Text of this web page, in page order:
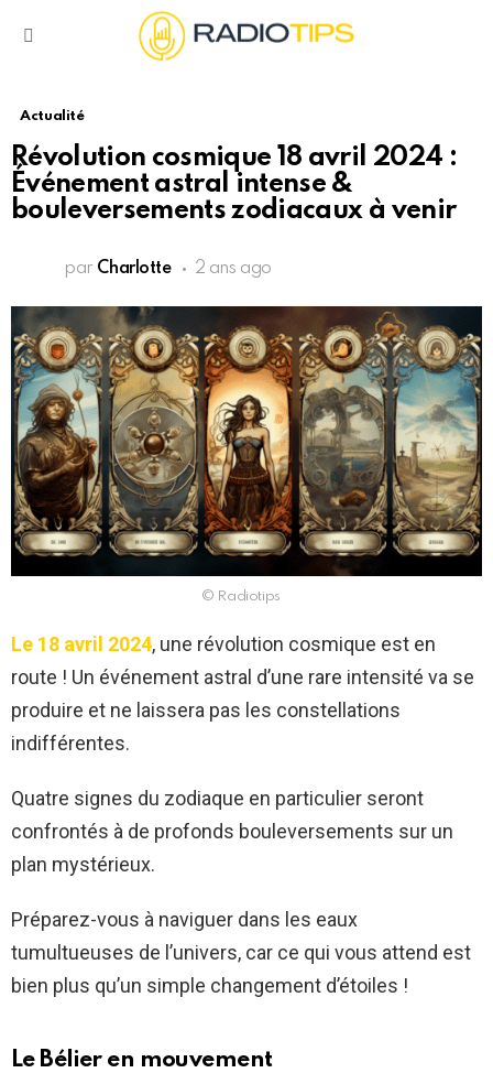
Actualité
Révolution cosmique 18 avril 2024 :
Événement astral intense &
bouleversements zodiacaux à venir
par Charlotte 2 ans ago
© Radiotips
Le 18 avril 2024, une révolution cosmique est en
route ! Un événement astral d’une rare intensité va se
produire et ne laissera pas les constellations
indifférentes.
Quatre signes du zodiaque en particulier seront
confrontés à de profonds bouleversements sur un
plan mystérieux.
Préparez-vous à naviguer dans les eaux
tumultueuses de l’univers, car ce qui vous attend est
bien plus qu’un simple changement d’étoiles !
Le Bélier en mouvement